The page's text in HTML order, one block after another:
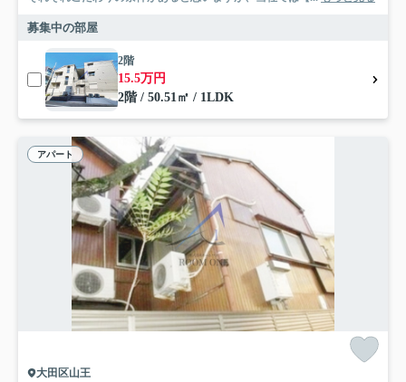
募集中の部屋
2階
15.5万円
2階 / 50.51㎡ / 1LDK
アパート
大田区山王